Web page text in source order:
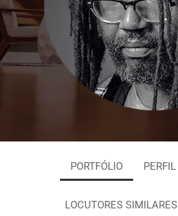
PORTFÓLIO PERFIL
LOCUTORES SIMILARES